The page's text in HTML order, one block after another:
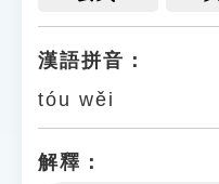
貓頭鷹博士
漢語拼音：
tóu wěi
解釋：